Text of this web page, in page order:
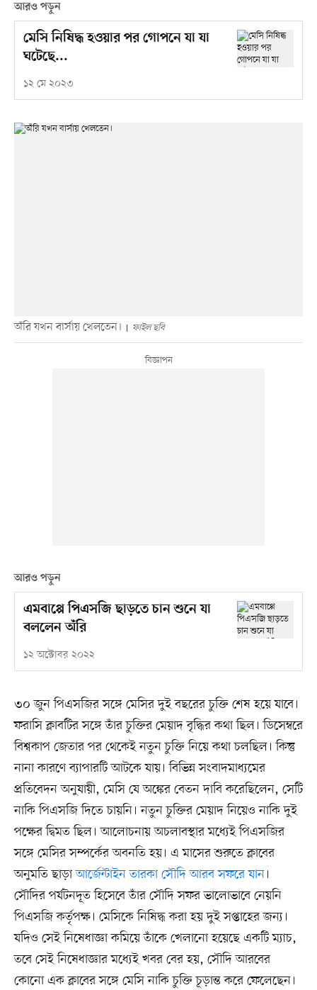
আরও পড়ুন
মেসি নিষিদ্ধ হওয়ার পর গোপনে যা যা
ঘটেছে...
১২ মে ২০২৩
অঁরি যখন বার্সায় খেলতেন। ফাইল ছবি
আরও পড়ুন
এমবাপ্পে পিএসজি ছাড়তে চান শুনে যা
বললেন অঁরি
১২ অক্টোবর ২০২২
৩০ জুন পিএসজির সঙ্গে মেসির দুই বছরের চুক্তি শেষ হয়ে যাবে।
ফরাসি ক্লাবটির সঙ্গে তাঁর চুক্তির মেয়াদ বৃদ্ধির কথা ছিল। ডিসেম্বরে
বিশ্বকাপ জেতার পর থেকেই নতুন চুক্তি নিয়ে কথা চলছিল। কিন্তু
নানা কারণে ব্যাপারটি আটকে যায়। বিভিন্ন সংবাদমাধ্যমের
প্রতিবেদন অনুযায়ী, মেসি যে অঙ্কের বেতন দাবি করেছিলেন, সেটি
নাকি পিএসজি দিতে চায়নি। নতুন চুক্তির মেয়াদ নিয়েও নাকি দুই
পক্ষের দ্বিমত ছিল। আলোচনায় অচলাবস্থার মধ্যেই পিএসজির
সঙ্গে মেসির সম্পর্কের অবনতি হয়। এ মাসের শুরুতে ক্লাবের
অনুমতি ছাড়াআর্জেন্টাইন তারকা সৌদি আরব সফরে যান।
সৌদির পর্যটনদূত হিসেবে তাঁর সৌদি সফর ভালোভাবে নেয়নি
পিএসজি কর্তৃপক্ষ। মেসিকে নিষিদ্ধ করা হয় দুই সপ্তাহের জন্য।
যদিও সেই নিষেধাজ্ঞা কমিয়ে তাঁকে খেলানো হয়েছে একটি ম্যাচ,
তবে সেই নিষেধাজ্ঞার মধ্যেই খবর বের হয়, সৌদি আরবের
কোনো এক ক্লাবের সঙ্গে মেসি নাকি চুক্তি চূড়ান্ত করে ফেলেছেন।